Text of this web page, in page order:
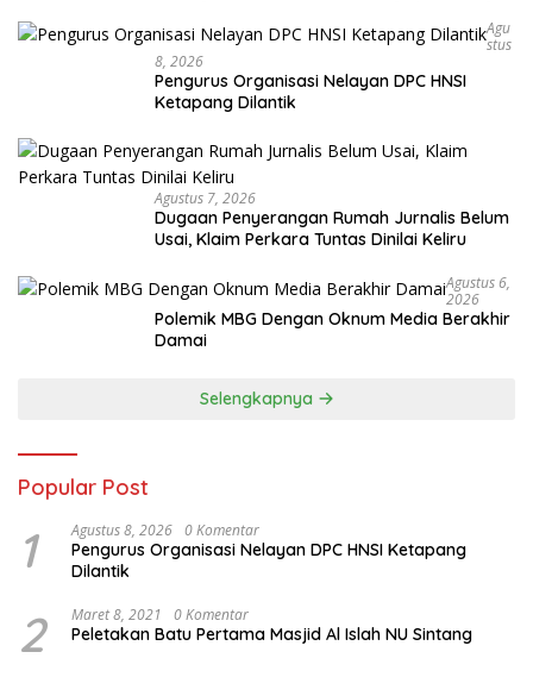
Agu
Stus
8, 2026
Pengurus Organisasi Nelayan DPC HNSI
Ketapang Dilantik
Agustus 7, 2026
Dugaan Penyerangan Rumah Jurnalis Belum
Usai, Klaim Perkara Tuntas Dinilai Keliru
Agustus 6,
2026
Polemik MBG Dengan Oknum Media Berakhir
Damai
Selengkapnya
Popular Post
1 Agustus 8, 2026 0 Komentar
Pengurus Organisasi Nelayan DPC HNSI Ketapang
Dilantik
2 Maret 8, 2021 0 Komentar
Peletakan Batu Pertama Masjid Al Islah NU Sintang